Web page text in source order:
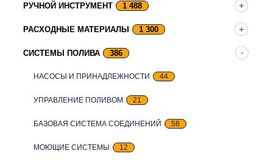
РУЧНОЙ ИНСТРУМЕНТ 1 488
РАСХОДНЫЕ МАТЕРИАЛЫ 1 300
СИСТЕМЫ ПОЛИВА 386
НАСОСЫ И ПРИНАДЛЕЖНОСТИ 44
УПРАВЛЕНИЕ ПОЛИВОМ 21
БАЗОВАЯ СИСТЕМА СОЕДИНЕНИЙ 58
МОЮЩИЕ СИСТЕМЫ 12